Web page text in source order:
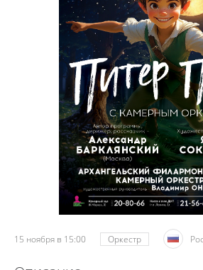
15 ноября в 15:00 Оркестр